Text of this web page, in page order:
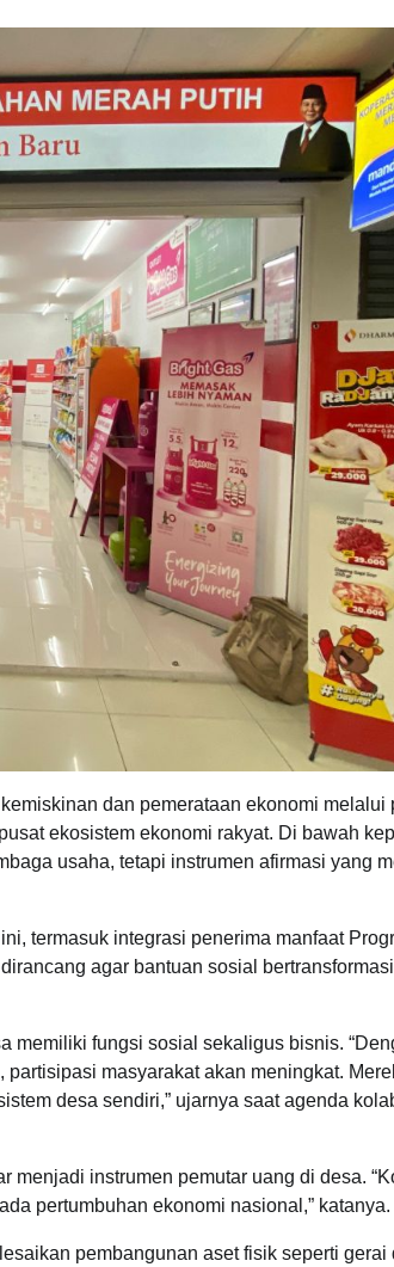
dan pemerataan ekonomi melalui
ekosistem ekonomi rakyat. Di bawah
usaha, tetapi instrumen afirmasi yang
termasuk integrasi penerima manfaat
agar bantuan sosial
memiliki fungsi sosial sekaligus bisnis.
masyarakat akan meningkat.
desa sendiri,” ujarnya saat agenda
menjadi instrumen pemutar uang di desa.
pertumbuhan ekonomi nasional,” katanya.
pembangunan aset fisik seperti gerai